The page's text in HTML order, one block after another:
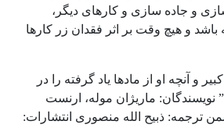
و جاده سازی و کارهای دیگر،
باشد و هیچ وقت بر اثر فقدان زر کارها
و آنچه او از مادها یاد گرفته را در
نویسندگان: ماریژان موله، ارنست
ترجمه: ذبیح الله منصوری انتشارات: